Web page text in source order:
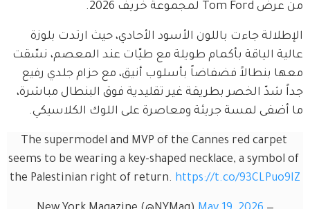
من عرض Tom Ford لمجموعة خريف 2026.
الإطلالة جاءت باللون الأسود الأحادي، حيث ارتدت بلوزة
عالية الياقة بأكمام طويلة مع طيّات عند المعصم، نسّقت
معها بنطالاً فضفاضاً بأسلوب أنيق، مع حزام جلدي رفيع
جداً شدّ الخصر بطريقة غير تقليدية فوق البنطال مباشرة،
ما أضفى لمسة جريئة ومعاصرة على اللوك الكلاسيكي.
The supermodel and MVP of the Cannes red carpet
seems to be wearing a key-shaped necklace, a symbol of
the Palestinian right of return. https://t.co/93CLPuo9IZ